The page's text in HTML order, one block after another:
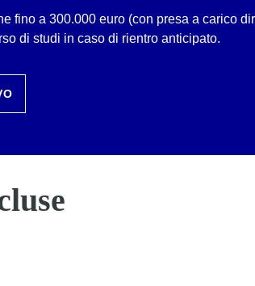
fino a 300.000 euro (con presa a carico
di studi in caso di rientro anticipato.